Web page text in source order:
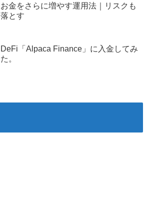
お金をさらに増やす運用法｜リスクも
落とす
DeFi「Alpaca Finance」に入金してみ
た。